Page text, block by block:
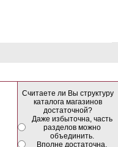
Считаете ли Вы структуру
каталога магазинов
достаточной?
Даже избыточна, часть
разделов можно
объединить.
Вполне достаточна.